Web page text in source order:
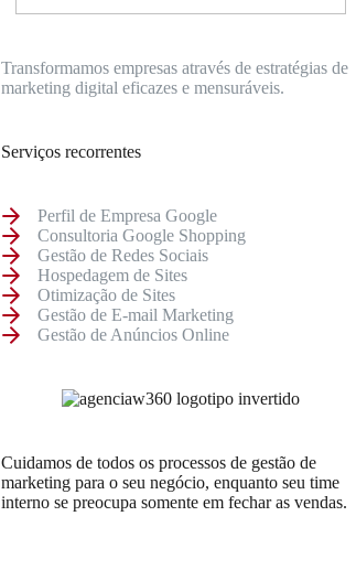
Transformamos empresas através de estratégias de
marketing digital eficazes e mensuráveis.
Serviços recorrentes
Perfil de Empresa Google
Consultoria Google Shopping
Gestão de Redes Sociais
Hospedagem de Sites
Otimização de Sites
Gestão de E-mail Marketing
Gestão de Anúncios Online
Cuidamos de todos os processos de gestão de
marketing para o seu negócio, enquanto seu time
interno se preocupa somente em fechar as vendas.